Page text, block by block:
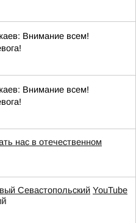
Внимание всем!
Внимание всем!
нас в отечественном
Севастопольский YouTube